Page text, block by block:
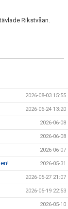
Rikstvåan.
2026-08-03 15:55
2026-06-24 13:20
2026-06-08
2026-06-08
2026-06-07
2026-05-31
2026-05-27 21:07
2026-05-19 22:53
2026-05-10